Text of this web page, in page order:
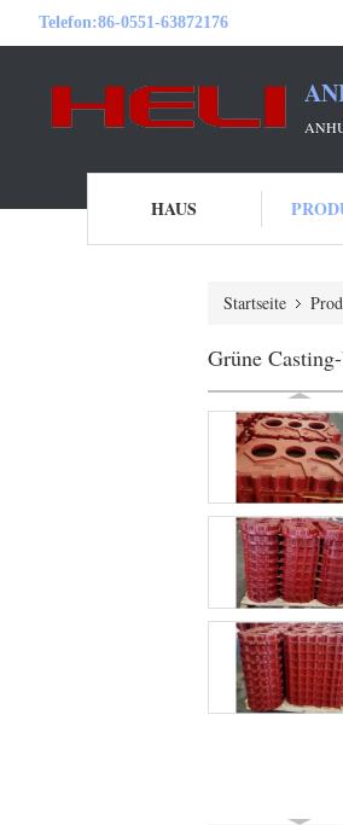
Telefon:86-0551-63872176
HAUS
Startseite
Grüne